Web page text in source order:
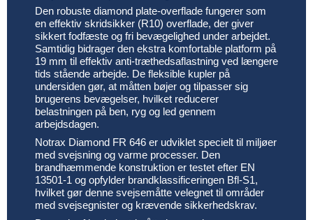
Den robuste diamond plate-overflade fungerer som
en effektiv skridsikker (R10) overflade, der giver
sikkert fodfæste og fri bevægelighed under arbejdet.
Samtidig bidrager den ekstra komfortable platform på
19 mm til effektiv anti-træthedsaflastning ved længere
tids stående arbejde. De fleksible kupler på
undersiden gør, at måtten bøjer og tilpasser sig
brugerens bevægelser, hvilket reducerer
belastningen på ben, ryg og led gennem
arbejdsdagen.
Notrax Diamond FR 646 er udviklet specielt til miljøer
med svejsning og varme processer. Den
brandhæmmende konstruktion er testet efter EN
13501-1 og opfylder brandklassificeringen Bfl-S1,
hvilket gør denne svejsemåtte velegnet til områder
med svejsegnister og krævende sikkerhedskrav.